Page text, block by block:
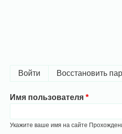
Главные
вкладки
Войти (активная вкладка)
Восстановить
Имя пользователя
Укажите ваше имя на сайте